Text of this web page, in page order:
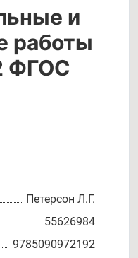
и
работы
ФГОС
Петерсон Л.Г.
55626984
9785090972192